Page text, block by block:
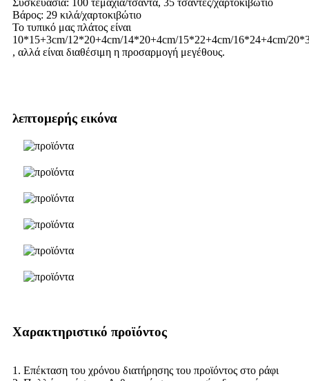
Συσκευασία: 100 τεμάχια/τσάντα, 35 τσάντες/χαρτοκιβώτιο
Βάρος: 29 κιλά/χαρτοκιβώτιο
Το τυπικό μας πλάτος είναι
10*15+3cm/12*20+4cm/14*20+4cm/15*22+4cm/16*24+4cm/
, αλλά είναι διαθέσιμη η προσαρμογή μεγέθους.
λεπτομερής εικόνα
Χαρακτηριστικό προϊόντος
1. Επέκταση του χρόνου διατήρησης του προϊόντος στο ράφι